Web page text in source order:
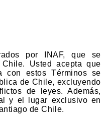
por INAF, que se
Usted acepta que
con estos Términos se
de Chile, excluyendo
de leyes. Además,
y el lugar exclusivo en
de Chile.